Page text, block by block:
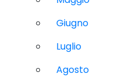
Giugno
Luglio
Agosto